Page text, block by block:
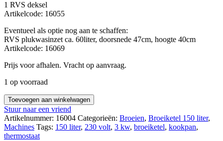
1 RVS deksel
Artikelcode: 16055
Eventueel als optie nog aan te schaffen:
RVS plukwasinzet ca. 60liter, doorsnede 47cm, hoogte 40cm
Artikelcode: 16069
Prijs voor afhalen. Vracht op aanvraag.
1 op voorraad
Toevoegen aan winkelwagen
Stuur naar een vriend
Artikelnummer: 16004 Categorieën: Broeien, Broeiketel 150 liter,
Machines Tags: 150 liter, 230 volt, 3 kw, broeiketel, kookpan,
thermostaat